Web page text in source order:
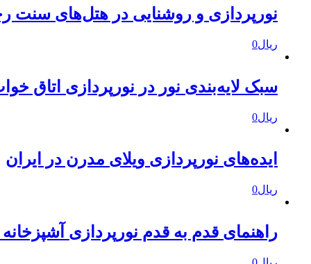
نورپردازی و روشنایی در هتل‌های سنت
ریال0
سبک‌ لایه‌بندی نور در نورپردازی اتاق
ریال0
ایده‌های نورپردازی ویلای مدرن در ایران
ریال0
راهنمای قدم به قدم نورپردازی